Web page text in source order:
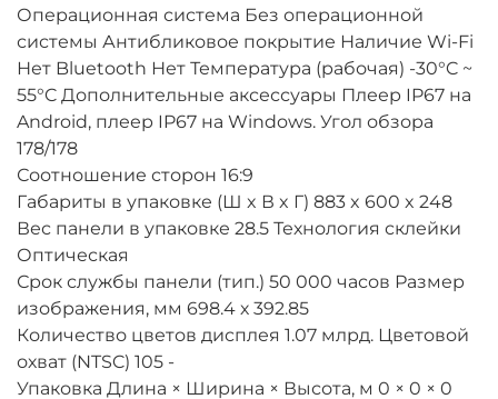
Операционная система Без операционной
системы Антибликовое покрытие Наличие Wi-Fi
Нет Bluetooth Нет Температура (рабочая) -30°C ~
55°C Дополнительные аксессуары Плеер IP67 на
Android, плеер IP67 на Windows. Угол обзора
178/178
Соотношение сторон 16:9
Габариты в упаковке (Ш x В x Г) 883 x 600 x 248
Вес панели в упаковке 28.5 Технология склейки
Оптическая
Срок службы панели (тип.) 50 000 часов Размер
изображения, мм 698.4 х 392.85
Количество цветов дисплея 1.07 млрд. Цветовой
охват (NTSC) 105 -
Упаковка Длина × Ширина × Высота, м 0 × 0 × 0